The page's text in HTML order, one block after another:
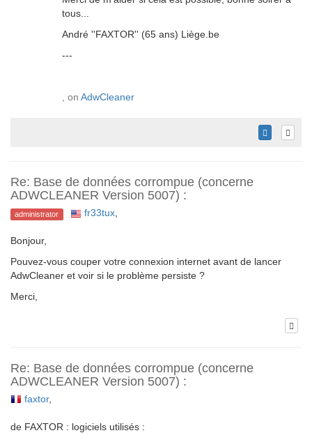
tous...
André ''FAXTOR'' (65 ans) Liège.be
---
, on AdwCleaner
Re: Base de données corrompue (concerne
ADWCLEANER Version 5007) :
administrator fr33tux,
Bonjour,
Pouvez-vous couper votre connexion internet avant de lancer
AdwCleaner et voir si le problème persiste ?
Merci,
Re: Base de données corrompue (concerne
ADWCLEANER Version 5007) :
faxtor,
de FAXTOR : logiciels utilisés :